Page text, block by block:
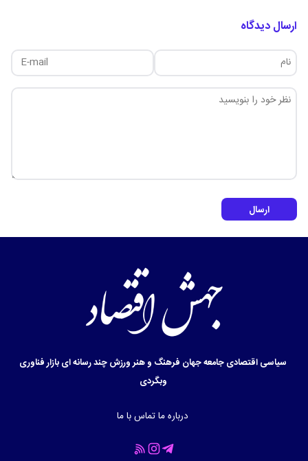
ارسال دیدگاه
ارسال
سیاسیاقتصادیجامعهجهان فرهنگ و هنرورزشچند رسانه ایبازارفناوری
وبگردی
درباره ماتماس با ما